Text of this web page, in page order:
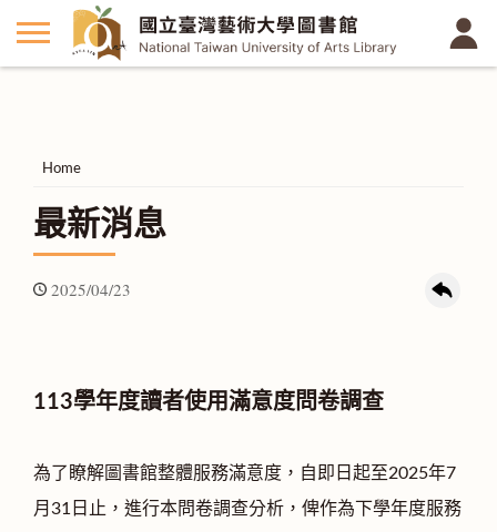
Home
最新消息
2025/04/23
113學年度讀者使用滿意度問卷調查
為了瞭解圖書館整體服務滿意度，自即日起至2025年7
月31日止，進行本問卷調查分析，俾作為下學年度服務